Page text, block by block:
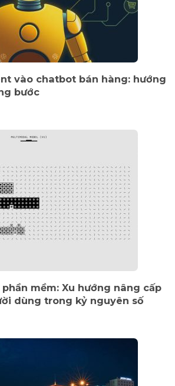
vào chatbot bán hàng: hướng
bước
mềm: Xu hướng nâng cấp
dùng trong kỷ nguyên số